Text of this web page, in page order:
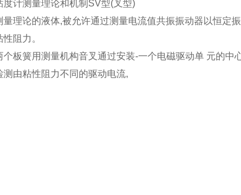
度计测量理论和机制SV型(叉型)
量理论的液体,被允许通过测量电流值共振振动器以恒定
性阻力。
个板簧用测量机构音叉通过安装-一个电磁驱动单 元的中
测由粘性阻力不同的驱动电流,